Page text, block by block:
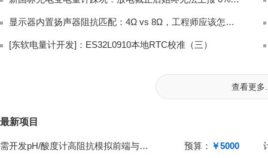
显示器内置扬声器阻抗匹配：4Ω vs 8Ω，工程师应该怎么选？
[东软电量计开发]：ES32L0910本地RTC校准（三）
查看更多
最新项目
需开发pH/酸度计高阻抗模拟前端与单片机系统 预算： ￥5000